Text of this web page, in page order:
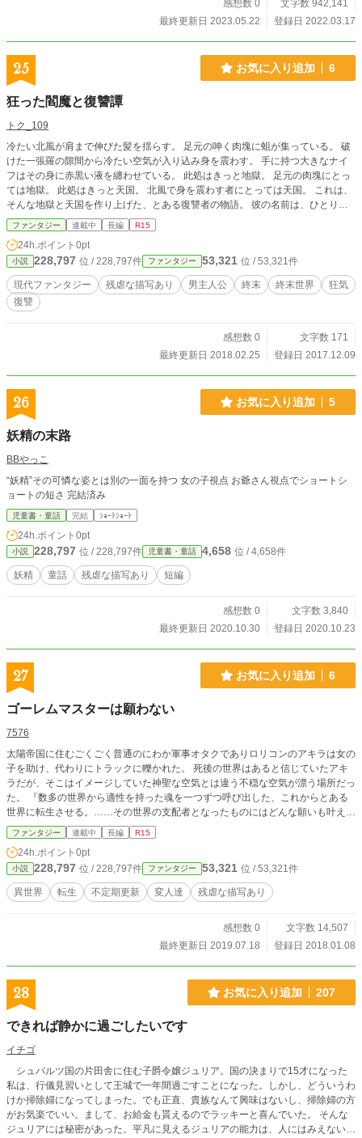
感想数 0
文字数 942,141
最終更新日 2023.05.22
登録日 2022.03.17
25 お気に入り追加 6
狂った閻魔と復讐譚
トク_109
冷たい北風が肩まで伸びた髪を揺らす。 足元の呻く肉塊に蛆が集っている。 破
けた一張羅の隙間から冷たい空気が入り込み身を震わす。 手に持つ大きなナイ
フはその身に赤黒い液を纏わせている。 此処はきっと地獄。 足元の肉塊にとっ
ては地獄。 此処はきっと天国。 北風で身を震わす者にとっては天国。 これは、
そんな地獄と天国を作り上げた、とある復讐者の物語。 彼の名前は、ひとりを
除き誰も知らない。 しかし、滅び、荒廃した世界で生き残った人間は、彼をこ
のように呼んだ。 地獄を作る閻魔様と。 《作者のメッセージ》 どうもです。 作
者でございまする。 この小説はただただ自分の趣味と厨二心を爆発させただけ
の黒歴史です。 それでも楽しんでいただければ幸いです。 カテゴリがファンタ
ジーなのは一応別世界だからです。なにか、持ってと適切なカテゴリがあれば、
そちらに変更します。 まあ、ぶっちゃけファンタジーカテゴリの方がポイント
稼げるかr(殴 要素としては以下の成分が含まれます。(増減する可能性あり) ・復
・誤字脱字多々あり ・某先生に頼った知識 ・見てて恥ずかしくなる可能性あり
・忘れた頃に更新するスタイル ・作者の稚拙な登山経験知識 ・未来的なあれ ・
ファンタジー 連載中 長編 R15
24h.ポイント 0pt
小説 228,797 位 / 228,797件 ファンタジー 53,321 位 / 53,321件
現代ファンタジー 残虐な描写あり 男主人公 終末 終末世界
狂気
復讐
感想数 0
文字数 171
最終更新日 2018.02.25
登録日 2017.12.09
26 お気に入り追加 5
妖精の末路
BBやっこ
“妖精”その可憐な姿とは別の一面を持つ 女の子視点 お爺さん視点でショートシ
ョートの短さ 完結済み
児童書・童話 完結 ｼｮｰﾄｼｮｰﾄ
24h.ポイント 0pt
小説 228,797 位 / 228,797件 児童書・童話 4,658 位 / 4,658件
妖精 童話 残虐な描写あり 短編
感想数 0
文字数 3,840
最終更新日 2020.10.30
登録日 2020.10.23
27 お気に入り追加 6
ゴーレムマスターは願わない
7576
太陽帝国に住むごくごく普通のにわか軍事オタクでありロリコンのアキラは女の
子を助け、代わりにトラックに轢かれた。 死後の世界はあると信じていたアキ
ラだが、そこはイメージしていた神聖な空気とは違う不穏な空気が漂う場所だっ
た。 『数多の世界から適性を持った魂を一つずつ呼び出した、これからとある
世界に転生させる。……その世界の支配者となったものにはどんな願いも叶えて
やろう』 ただの人の魂では耐えられないと言われ、強制的にゴーレムマスター
という種族に転生することになったアキラは死後の世界で聞いた話を信じられな
かった。 上手い話には裏があると思ったアキラはこの世界で願いなど求めず、
争いを避け、第二の人生を穏やかに過ごすことを目指し始める。 「願いなんて
話信じられるか。せっかく掴んだ第二の人生だ。穏やかに過ごすためには躊躇し
ない、何でもやるしかない」 そんな苦労を避けるためには苦労を厭わない男が
ファンタジー 連載中 長編 R15
24h.ポイント 0pt
小説 228,797 位 / 228,797件 ファンタジー 53,321 位 / 53,321件
異世界 転生 不定期更新 変人達 残虐な描写あり
感想数 0
文字数 14,507
最終更新日 2019.07.18
登録日 2018.01.08
28 お気に入り追加 207
できれば静かに過ごしたいです
イチゴ
シュバルツ国の片田舎に住む子爵令嬢ジュリア。国の決まりで15才になった
私は、行儀見習いとして王城で一年間過ごすことになった。しかし、どういうわ
けか掃除婦になってしまった。でも正直、貴族なんて興味はないし、掃除婦の方
がお気楽でいい。まして、お給金も貰えるのでラッキーと喜んでいた。 そんな
ジュリアには秘密があった。平凡に見えるジュリアの能力は、人にはみえないも